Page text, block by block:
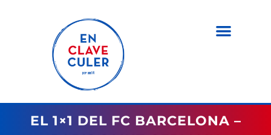
EL 1×1 DEL FC BARCELONA –